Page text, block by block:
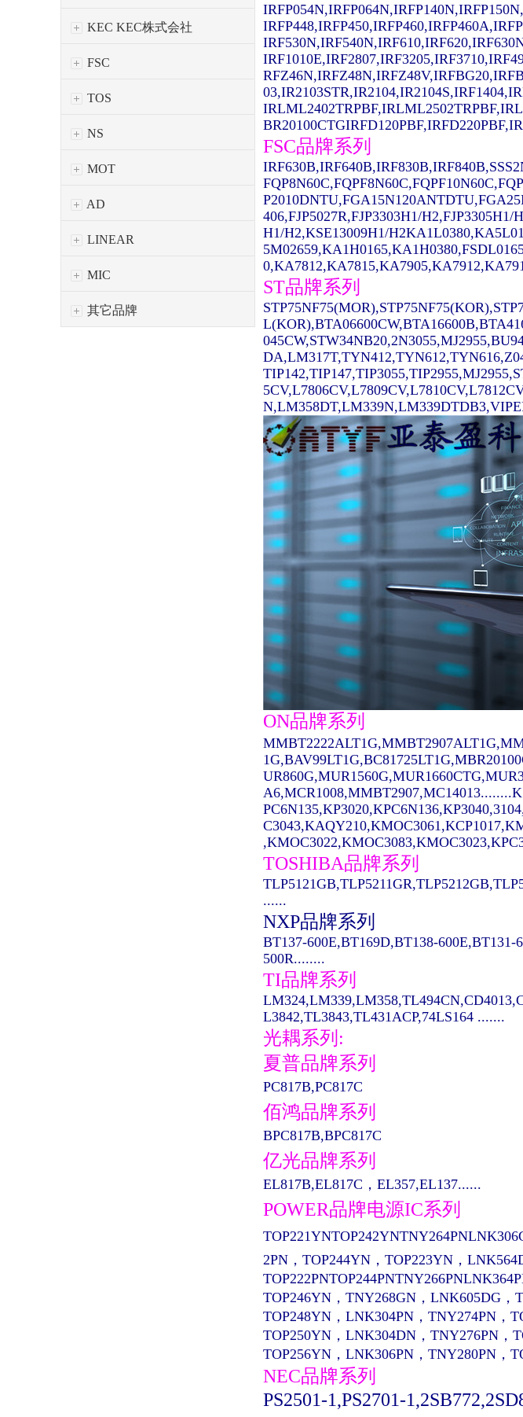
KEC KEC株式会社
FSC
TOS
NS
MOT
AD
LINEAR
MIC
其它品牌
FSC品牌系列
406,FJP5027R,FJP3303H1/
H1/H2,KSE13009H1/
ST品牌系列
ON品牌系列
TOSHIBA品牌系列
......
NXP品牌系列
BT137-600E,BT169D,BT138-
500R........
TI品牌系列
L3842,TL3843,TL431ACP,74LS164 .......
光耦系列:
夏普品牌系列
PC817B,PC817C
佰鸿品牌系列
BPC817B,BPC817C
亿光品牌系列
EL817B,EL817C，EL357,EL137......
POWER品牌电源IC系列
2PN，TOP244YN，TOP223YN，
TOP246YN，TNY268GN，LNK605DG，
TOP248YN，LNK304PN，TNY274PN，
TOP250YN，LNK304DN，TNY276PN，
TOP256YN，LNK306PN，TNY280PN，
NEC品牌系列
PS2501-1,PS2701-